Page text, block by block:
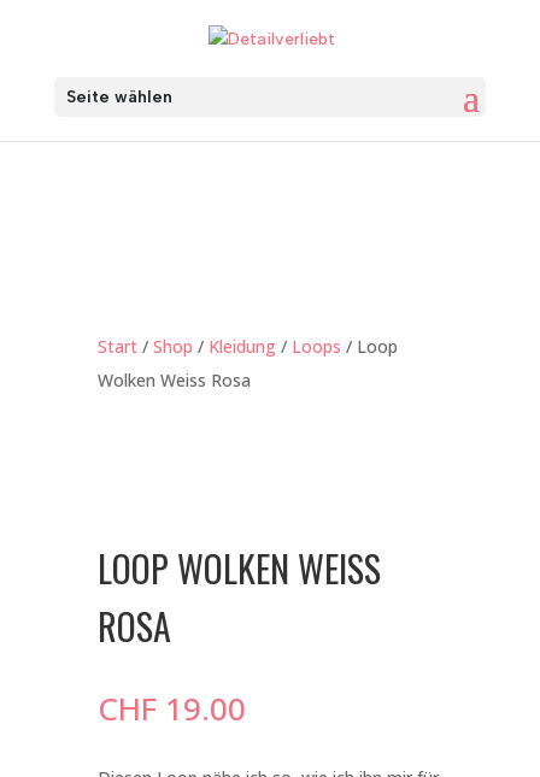
Seite wählen
Start/ Shop / Kleidung/ Loops / Loop
Wolken Weiss Rosa
LOOP WOLKEN WEISS
ROSA
CHF19.00